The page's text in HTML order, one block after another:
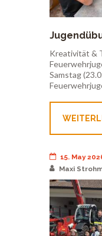
Kreativität &
Samstag
15. May
Maxi